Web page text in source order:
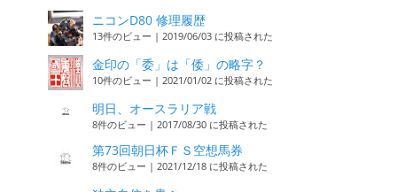
ニコンD80 修理履歴
13件のビュー | 2019/06/03 に投稿された
金印の「委」は「倭」の略字？
10件のビュー | 2021/01/02 に投稿された
明日、オースラリア戦
8件のビュー | 2017/08/30 に投稿された
第73回朝日杯ＦＳ空想馬券
8件のビュー | 2021/12/18 に投稿された